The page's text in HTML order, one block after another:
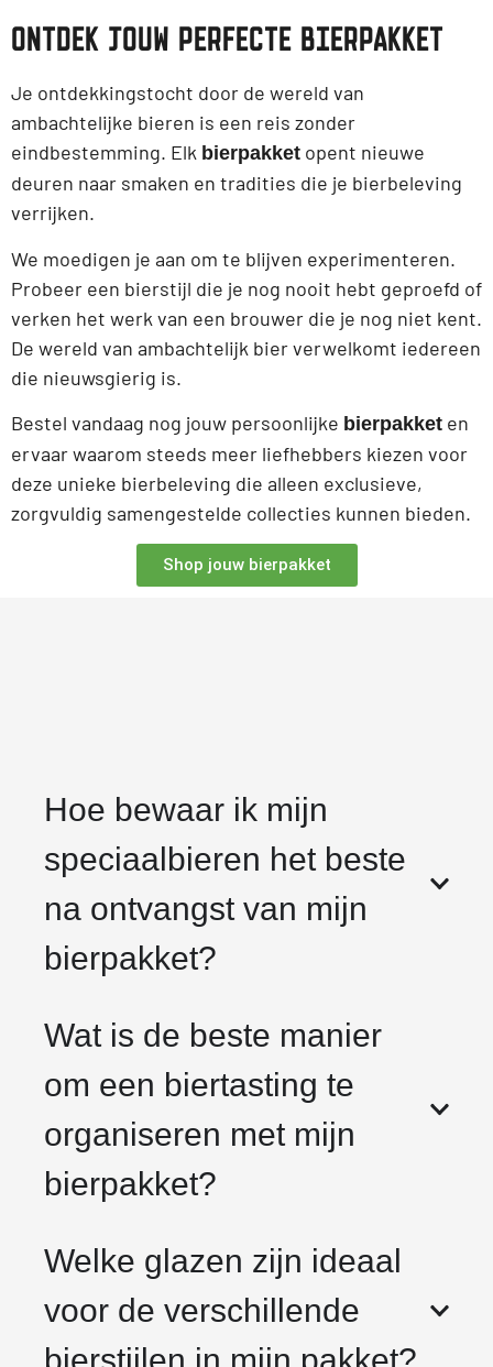
ONTDEK JOUW PERFECTE BIERPAKKET
Je ontdekkingstocht door de wereld van
ambachtelijke bieren is een reis zonder
eindbestemming. Elk bierpakket opent nieuwe
deuren naar smaken en tradities die je bierbeleving
verrijken.
We moedigen je aan om te blijven experimenteren.
Probeer een bierstijl die je nog nooit hebt geproefd of
verken het werk van een brouwer die je nog niet kent.
De wereld van ambachtelijk bier verwelkomt iedereen
die nieuwsgierig is.
Bestel vandaag nog jouw persoonlijke bierpakket en
ervaar waarom steeds meer liefhebbers kiezen voor
deze unieke bierbeleving die alleen exclusieve,
zorgvuldig samengestelde collecties kunnen bieden.
Shop jouw bierpakket
Hoe bewaar ik mijn
speciaalbieren het beste
na ontvangst van mijn
bierpakket?
Wat is de beste manier
om een biertasting te
organiseren met mijn
bierpakket?
Welke glazen zijn ideaal
voor de verschillende